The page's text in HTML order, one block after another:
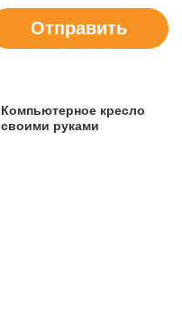
Отправить
Компьютерное кресло
своими руками